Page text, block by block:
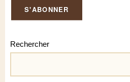
Rechercher